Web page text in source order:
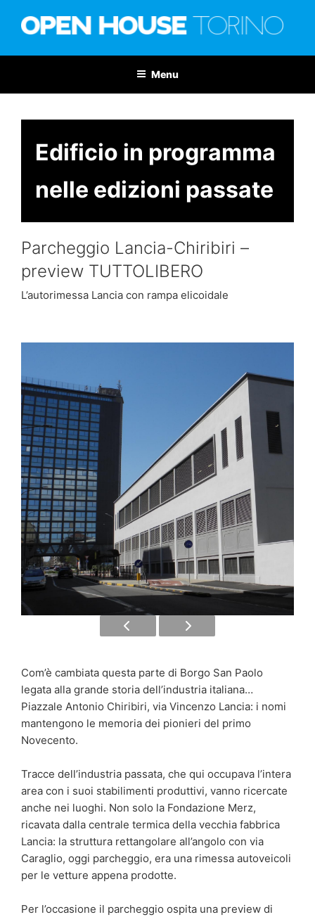
Menu
Edificio in programma
nelle edizioni passate
Parcheggio Lancia-Chiribiri –
preview TUTTOLIBERO
L’autorimessa Lancia con rampa elicoidale
Com’è cambiata questa parte di Borgo San Paolo
legata alla grande storia dell’industria italiana…
Piazzale Antonio Chiribiri, via Vincenzo Lancia: i nomi
mantengono le memoria dei pionieri del primo
Novecento.
Tracce dell’industria passata, che qui occupava l’intera
area con i suoi stabilimenti produttivi, vanno ricercate
anche nei luoghi. Non solo la Fondazione Merz,
ricavata dalla centrale termica della vecchia fabbrica
Lancia: la struttura rettangolare all’angolo con via
Caraglio, oggi parcheggio, era una rimessa autoveicoli
per le vetture appena prodotte.
Per l’occasione il parcheggio ospita una preview di